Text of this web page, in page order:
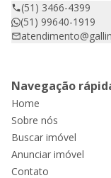
(51) 3466-4399
(51) 99640-1919
Navegação
Home
Sobre nós
Buscar imóvel
Anunciar imóvel
Contato